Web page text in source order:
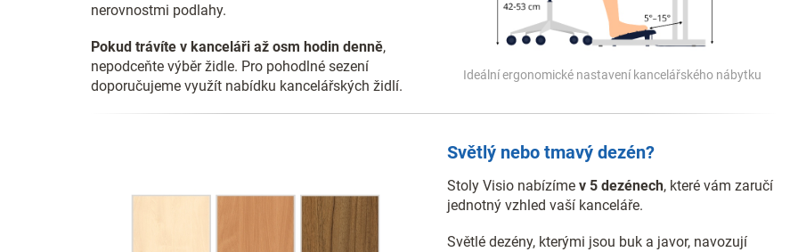
nerovnostmi podlahy.
Pokud trávíte v kanceláři až osm hodin denně,
nepodceňte výběr židle. Pro pohodlné sezení
doporučujeme využít nabídku kancelářských židlí.
Ideální ergonomické nastavení kancelářského nábytku
Světlý nebo tmavý dezén?
Stoly Visio nabízímev 5 dezénech, které vám zaručí
jednotný vzhled vaší kanceláře.
Světlé dezény, kterými jsou buk a javor, navozují